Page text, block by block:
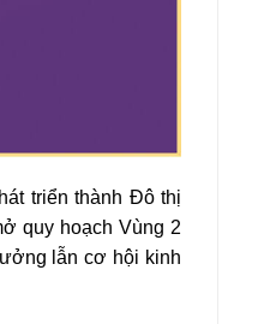
triển thành Đô thị
quy hoạch Vùng 2
lẫn cơ hội kinh